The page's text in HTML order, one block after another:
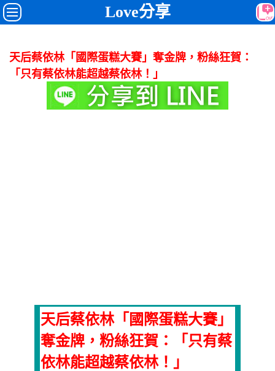
Love分享
天后蔡依林「國際蛋糕大賽」奪金牌，粉絲狂賀：
「只有蔡依林能超越蔡依林！」
天后蔡依林「國際蛋糕大賽」
奪金牌，粉絲狂賀：「只有蔡
依林能超越蔡依林！」